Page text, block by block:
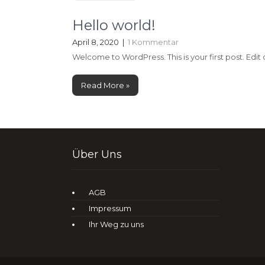
Hello world!
April 8, 2020 | 1 Kommentar
Welcome to WordPress. This is your first post.
Read More »
Über Uns
AGB
Impressum
Ihr Weg zu uns